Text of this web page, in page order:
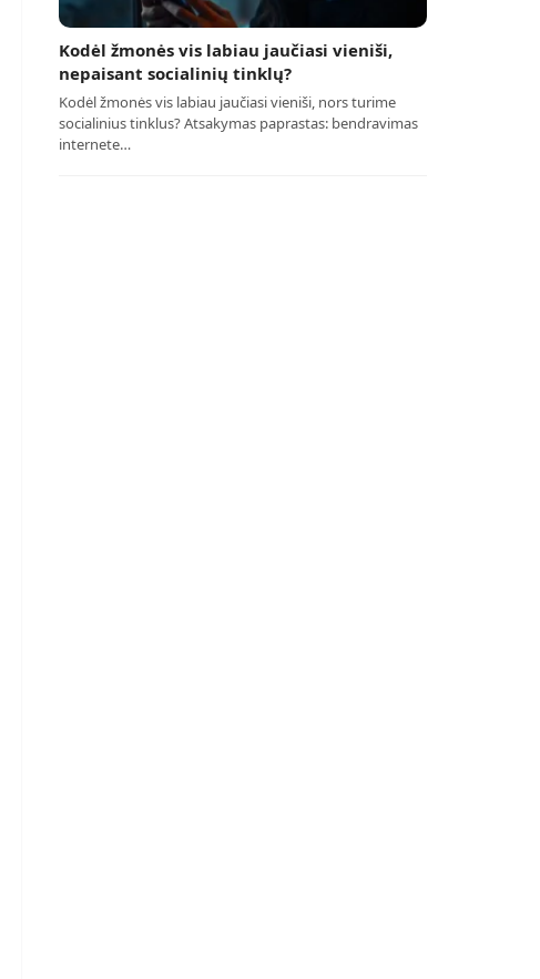
Kodėl žmonės vis labiau jaučiasi vieniši,
nepaisant socialinių tinklų?
Kodėl žmonės vis labiau jaučiasi vieniši, nors turime
socialinius tinklus? Atsakymas paprastas: bendravimas
internete…